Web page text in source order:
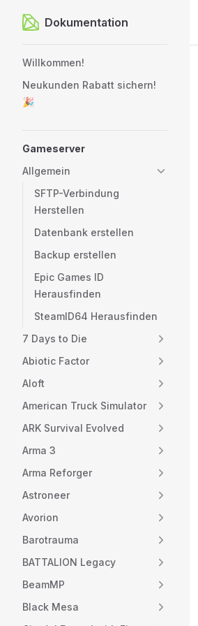
Zum Inhalt springen
Dokumentation
Willkommen!
Neukunden Rabatt sichern!
🎉
Gameserver
Allgemein
SFTP-Verbindung
Herstellen
Datenbank erstellen
Backup erstellen
Epic Games ID
Herausfinden
SteamID64 Herausfinden
7 Days to Die
Abiotic Factor
Aloft
American Truck Simulator
ARK Survival Evolved
Arma 3
Arma Reforger
Astroneer
Avorion
Barotrauma
BATTALION Legacy
BeamMP
Black Mesa